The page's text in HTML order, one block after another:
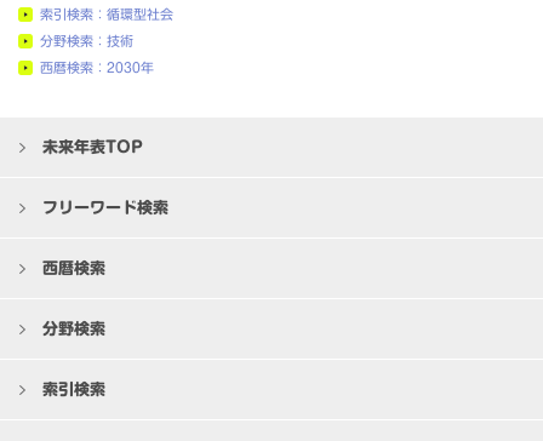
索引検索：循環型社会
分野検索：技術
西暦検索：2030年
未来年表TOP
フリーワード検索
西暦検索
分野検索
索引検索